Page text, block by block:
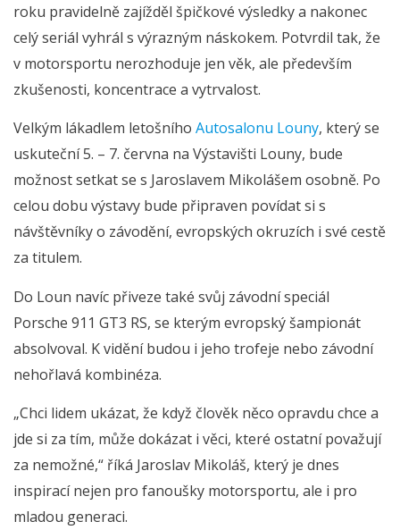
roku pravidelně zajížděl špičkové výsledky a nakonec
celý seriál vyhrál s výrazným náskokem. Potvrdil tak, že
v motorsportu nerozhoduje jen věk, ale především
zkušenosti, koncentrace a vytrvalost.
Velkým lákadlem letošního Autosalonu Louny, který se
uskuteční 5. – 7. června na Výstavišti Louny, bude
možnost setkat se s Jaroslavem Mikolášem osobně. Po
celou dobu výstavy bude připraven povídat si s
návštěvníky o závodění, evropských okruzích i své cestě
za titulem.
Do Loun navíc přiveze také svůj závodní speciál
Porsche 911 GT3 RS, se kterým evropský šampionát
absolvoval. K vidění budou i jeho trofeje nebo závodní
nehořlavá kombinéza.
„Chci lidem ukázat, že když člověk něco opravdu chce a
jde si za tím, může dokázat i věci, které ostatní považují
za nemožné,“ říká Jaroslav Mikoláš, který je dnes
inspirací nejen pro fanoušky motorsportu, ale i pro
mladou generaci.